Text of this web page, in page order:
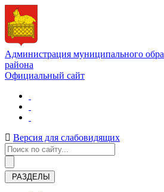
Администрация муниципального
района
Официальный сайт
Версия для слабовидящих
РАЗДЕЛЫ